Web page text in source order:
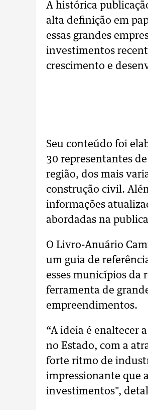
A histórica
alta definição em
essas grandes
investimentos
crescimento e
Seu conteúdo foi
30 representantes
região, dos mais
construção civil.
informações
abordadas na
O Livro-Anuário
um guia de
esses municípios da
ferramenta de
empreendimentos.
“A ideia é enaltecer
no Estado, com a
forte ritmo de
impressionante que
investimentos",